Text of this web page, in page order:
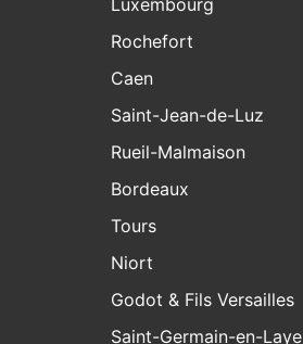
Luxembourg
Rochefort
Caen
Saint-Jean-de-Luz
Rueil-Malmaison
Bordeaux
Tours
Niort
Godot & Fils Versailles
Saint-Germain-en-Laye